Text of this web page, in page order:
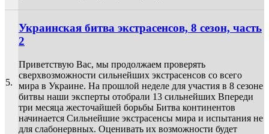
5.
Украинская битва экстрасенсов, 8 сезон, часть
2
Приветствую Вас, мы продолжаем проверять
сверхвозможности сильнейших экстрасенсов со всего
мира в Украине. На прошлой неделе для участия в 8 сезоне
битвы наши эксперты отобрали 13 сильнейших Впереди
три месяца жесточайшей борьбы Битва континентов
начинается Сильнейшие экстрасенсы мира и испытания не
для слабонервных. Оценивать их возможности будет